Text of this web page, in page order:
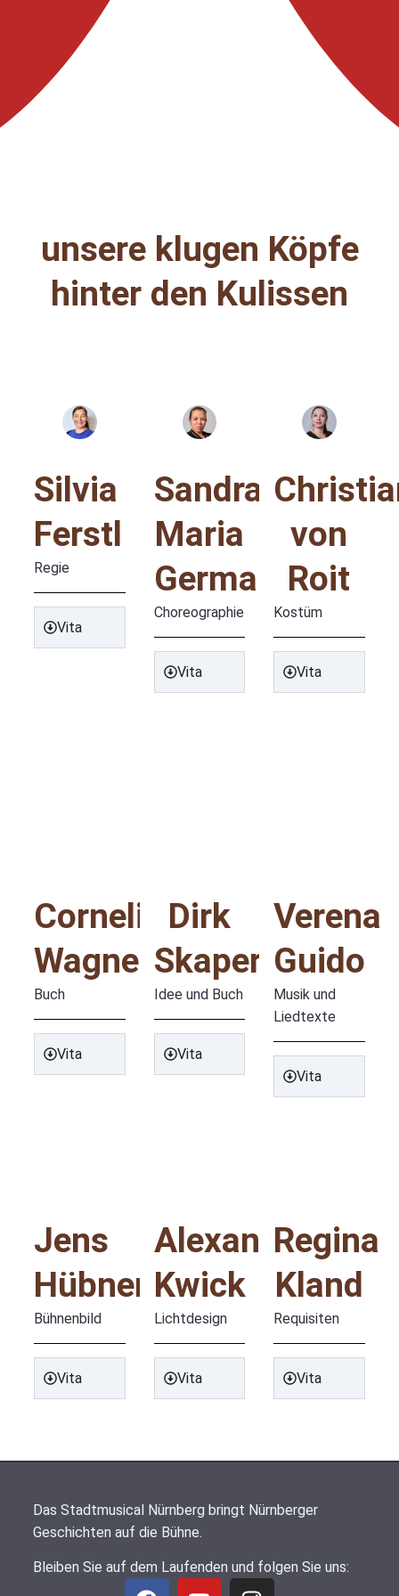
unsere klugen Köpfe
hinter den Kulissen
Silvia
Ferstl
Regie
Vita
Sandra
Maria
Germann
Choreographie
Vita
von
Roit
Kostüm
Vita
Cornelia
Wagner
Buch
Vita
Dirk
Skaper
Idee und Buch
Vita
Verena
Guido
Musik und
Liedtexte
Vita
Jens
Hübner
Bühnenbild
Vita
Alexander
Kwick
Lichtdesign
Vita
Regina
Kland
Requisiten
Vita
Das Stadtmusical Nürnberg bringt Nürnberger
Geschichten auf die Bühne.
Bleiben Sie auf dem Laufenden und folgen Sie uns: